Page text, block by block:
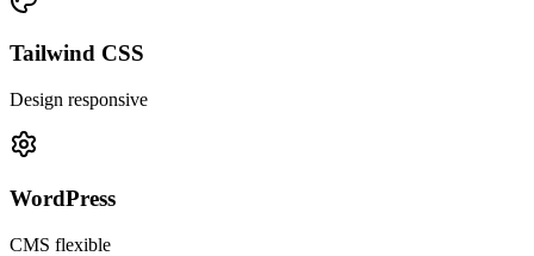
Tailwind CSS
Design responsive
WordPress
CMS flexible